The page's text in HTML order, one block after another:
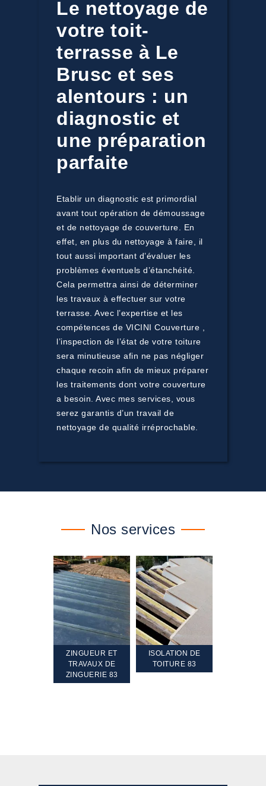
Le nettoyage de
votre toit-
terrasse à Le
Brusc et ses
alentours : un
diagnostic et
une préparation
parfaite
Etablir un diagnostic est primordial
avant tout opération de démoussage
et de nettoyage de couverture. En
effet, en plus du nettoyage à faire, il
tout aussi important d’évaluer les
problèmes éventuels d’étanchéité.
Cela permettra ainsi de déterminer
les travaux à effectuer sur votre
terrasse. Avec l’expertise et les
compétences de VICINI Couverture ,
l’inspection de l’état de votre toiture
sera minutieuse afin ne pas négliger
chaque recoin afin de mieux préparer
les traitements dont votre couverture
a besoin. Avec mes services, vous
serez garantis d’un travail de
nettoyage de qualité irréprochable.
Nos services
ZINGUEUR ET
TRAVAUX DE
ZINGUERIE 83
ISOLATION DE
TOITURE 83